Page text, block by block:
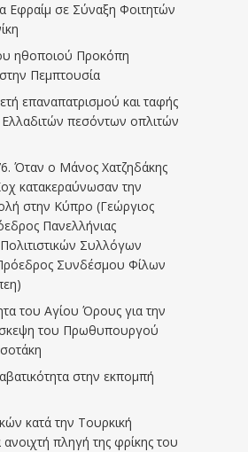
Εφραίμ σε Σύναξη Φοιτητών
ηθοποιού Προκόπη
Πεμπτουσία
επαναπατρισμού και ταφής
πεσόντων οπλιτών
Όταν ο Μάνος Χατζηδάκης
κατακεραύνωσαν την
στην Κύπρο (Γεώργιος
Πανελλήνιας
Συλλόγων
Συνδέσμου Φίλων
του Αγίου Όρους για την
του Πρωθυπουργού
στην εκπομπή
κατά την Τουρκική
πληγή της φρίκης του